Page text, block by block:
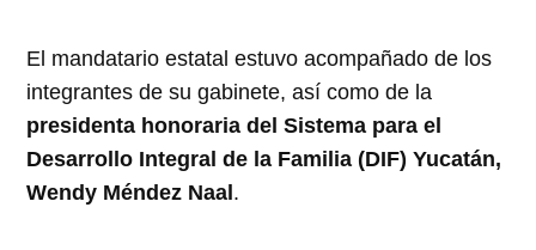
El mandatario estatal estuvo acompañado de los
integrantes de su gabinete, así como de la
presidenta honoraria del Sistema para el
Desarrollo Integral de la Familia (DIF) Yucatán,
Wendy Méndez Naal.